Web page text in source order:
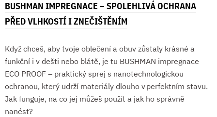
BUSHMAN IMPREGNACE – SPOLEHLIVÁ OCHRANA
PŘED VLHKOSTÍ I ZNEČIŠTĚNÍM
Když chceš, aby tvoje oblečení a obuv zůstaly krásné a
funkční i v dešti nebo blátě, je tu BUSHMAN impregnace
ECO PROOF – praktický sprej s nanotechnologickou
ochranou, který udrží materiály dlouho v perfektním stavu.
Jak funguje, na co jej můžeš použít a jak ho správně
nanést?